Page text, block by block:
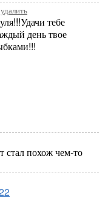
удалить
тебе
день твое
стал похож чем-то